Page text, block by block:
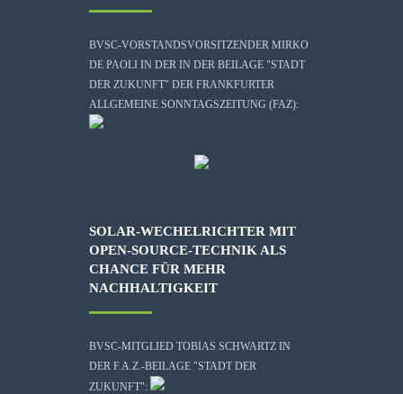
BVSC-VORSTANDSVORSITZENDER MIRKO
DE PAOLI IN DER IN DER BEILAGE "STADT
DER ZUKUNFT" DER FRANKFURTER
ALLGEMEINE SONNTAGSZEITUNG (FAZ):
SOLAR-WECHELRICHTER MIT
OPEN-SOURCE-TECHNIK ALS
CHANCE FÜR MEHR
NACHHALTIGKEIT
BVSC-MITGLIED TOBIAS SCHWARTZ IN
DER F.A.Z.-BEILAGE "STADT DER
ZUKUNFT":